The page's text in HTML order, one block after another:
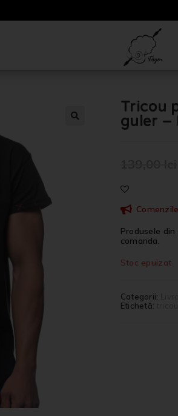
Tricou
guler –
Produsele
comanda.
Stoc epuizat
Categorii:
Etichetă: